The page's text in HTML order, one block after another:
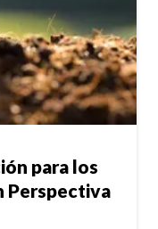
para los
Perspectiva